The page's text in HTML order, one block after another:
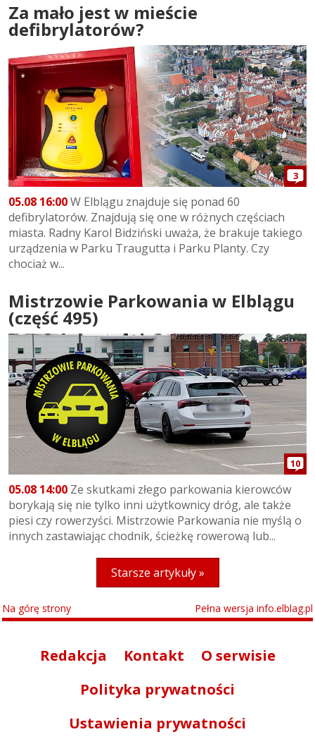
Za mało jest w mieście
defibrylatorów?
3
05.08 16:00W Elblągu znajduje się ponad 60
defibrylatorów. Znajdują się one w różnych częściach
miasta. Radny Karol Bidziński uważa, że brakuje takiego
urządzenia w Parku Traugutta i Parku Planty. Czy
chociaż w...
Mistrzowie Parkowania w Elblągu
(część 495)
10
05.08 14:00 Ze skutkami złego parkowania kierowców
borykają się nie tylko inni użytkownicy dróg, ale także
piesi czy rowerzyści. Mistrzowie Parkowania nie myślą o
innych zastawiając chodnik, ścieżkę rowerową lub...
Starsze artykuły »
Na górę strony Pełna wersja info.elblag.pl
Redakcja Kontakt
O serwisie
Polityka prywatności
Ustawienia prywatności